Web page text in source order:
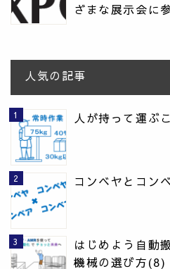
ざまな展示会に
人気の記事
人が持って運ぶ
コンベヤとコン
はじめよう自動
機械の選び方(8)